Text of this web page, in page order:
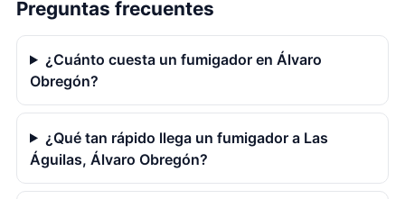
Preguntas frecuentes
¿Cuánto cuesta un fumigador en Álvaro
Obregón?
¿Qué tan rápido llega un fumigador a Las
Águilas, Álvaro Obregón?